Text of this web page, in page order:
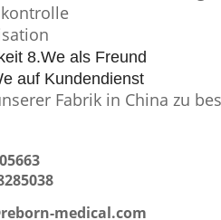
8.We als Freund
auf Kundendienst
Fabrik in China zu
medical.com